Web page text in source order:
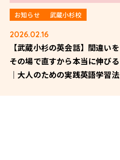
お知らせ 武蔵小杉校
2026.02.16
【武蔵小杉の英会話】間違いを
その場で直すから本当に伸びる
｜大人のための実践英語学習法